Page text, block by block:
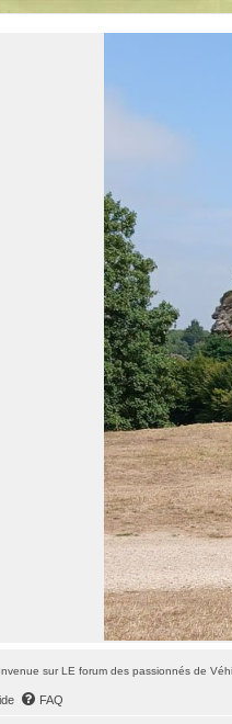
forum des passionnés de Véhicules
sur LE forum des passionnés de
FAQ